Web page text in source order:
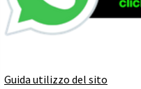
Guida utilizzo del sito